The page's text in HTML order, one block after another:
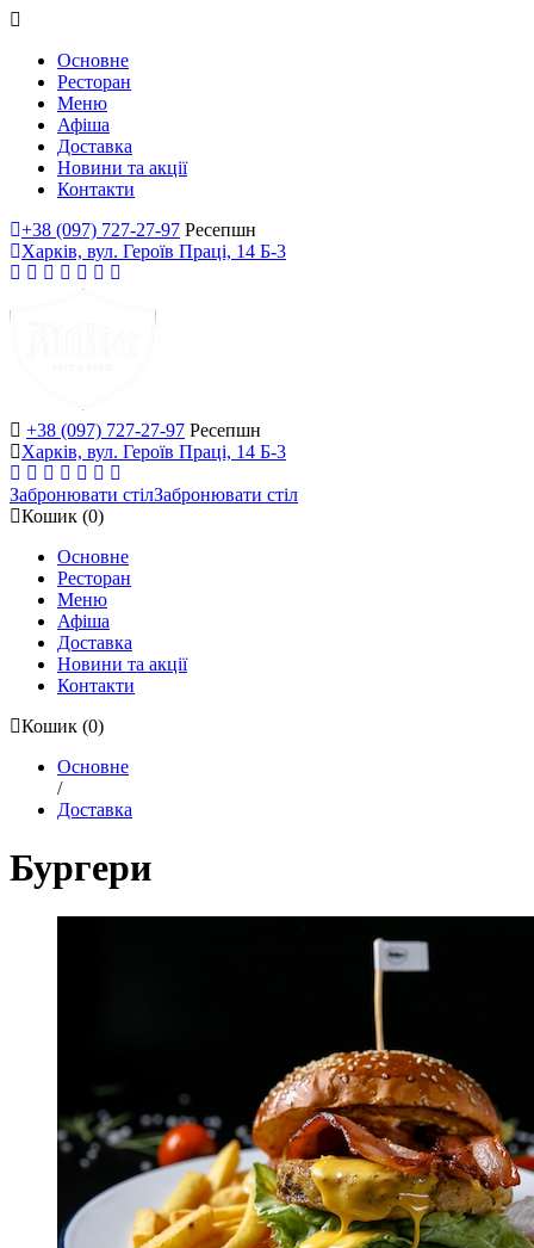
Основне
Ресторан
Меню
Афіша
Доставка
Новини та акції
Контакти
+38 (097) 727-27-97 Ресепшн
Харків, вул. Героїв Праці, 14 Б-3
+38 (097) 727-27-97 Ресепшн
Харків, вул. Героїв Праці, 14 Б-3
Забронювати стілЗабронювати стіл
Кошик (0)
Основне
Ресторан
Меню
Афіша
Доставка
Новини та акції
Контакти
Кошик (0)
Основне
/
Доставка
Бургери